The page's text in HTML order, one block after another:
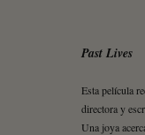
Past Lives
Esta película
directora y
Una joya